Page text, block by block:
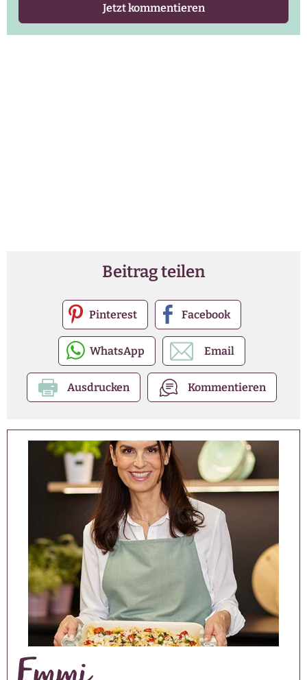
Jetzt kommentieren
Beitrag teilen
Pinterest Facebook
WhatsApp Email
Ausdrucken Kommentieren